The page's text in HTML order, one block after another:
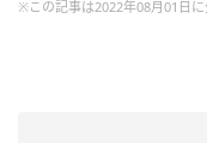
※この記事は2022年08月01日